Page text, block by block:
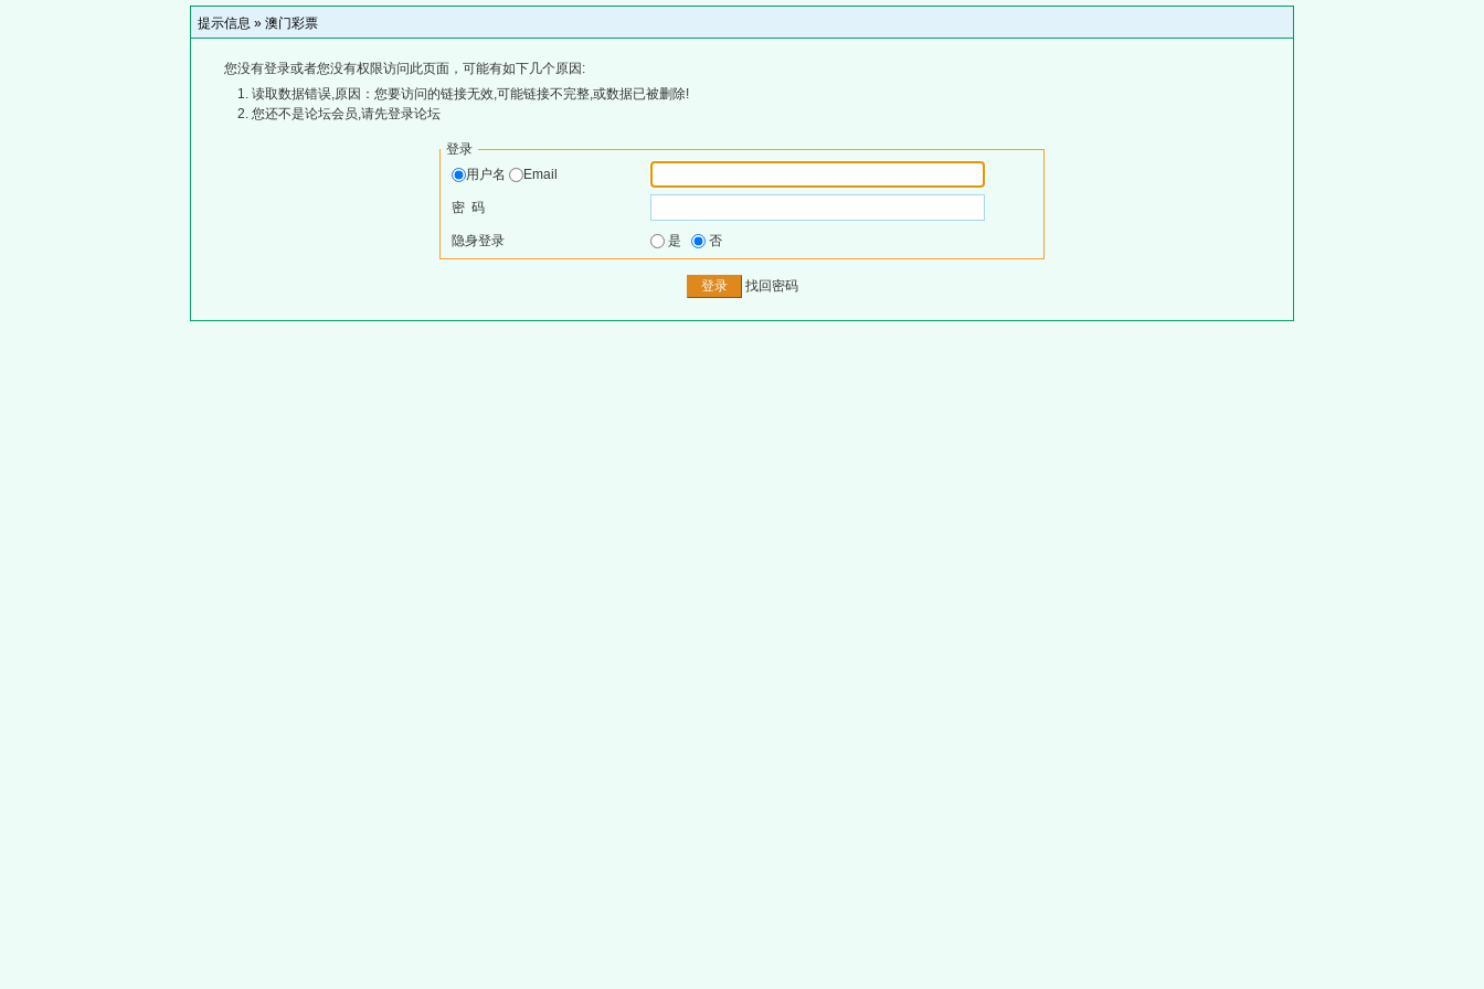
提示信息 » 澳门彩票
您没有登录或者您没有权限访问此页面，可能有如下几个原因:
读取数据错误,原因：您要访问的链接无效,可能链接不完整,或数据已被删除!
您还不是论坛会员,请先登录论坛
登录
用户名
Email
密 码
隐身登录 是 否
找回密码